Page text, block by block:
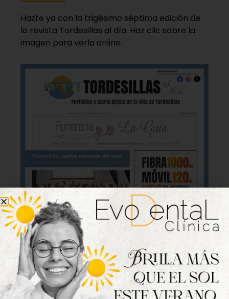
Hazte ya con la trigésimo séptima edición de
la revista Tordesillas al día. Haz clic sobre la
imagen para verla online.